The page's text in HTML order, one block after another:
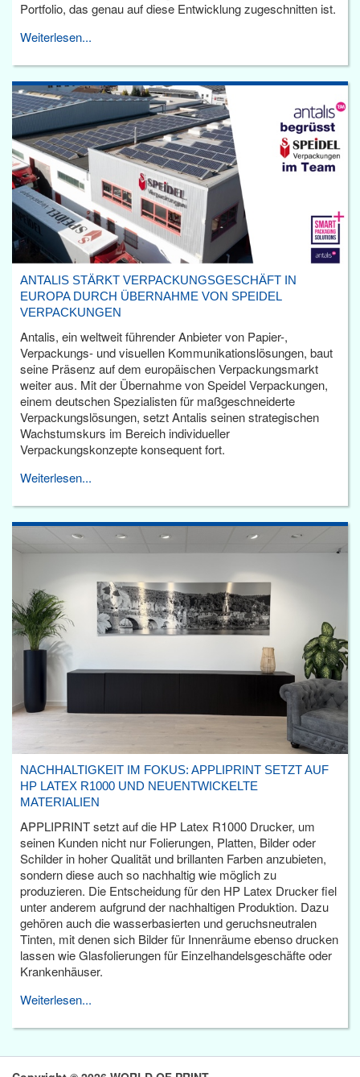
Portfolio, das genau auf diese Entwicklung zugeschnitten ist.
Weiterlesen...
ANTALIS STÄRKT VERPACKUNGSGESCHÄFT IN
EUROPA DURCH ÜBERNAHME VON SPEIDEL
VERPACKUNGEN
Antalis, ein weltweit führender Anbieter von Papier-,
Verpackungs- und visuellen Kommunikationslösungen, baut
seine Präsenz auf dem europäischen Verpackungsmarkt
weiter aus. Mit der Übernahme von Speidel Verpackungen,
einem deutschen Spezialisten für maßgeschneiderte
Verpackungslösungen, setzt Antalis seinen strategischen
Wachstumskurs im Bereich individueller
Verpackungskonzepte konsequent fort.
Weiterlesen...
NACHHALTIGKEIT IM FOKUS: APPLIPRINT SETZT AUF
HP LATEX R1000 UND NEUENTWICKELTE
MATERIALIEN
APPLIPRINT setzt auf die HP Latex R1000 Drucker, um
seinen Kunden nicht nur Folierungen, Platten, Bilder oder
Schilder in hoher Qualität und brillanten Farben anzubieten,
sondern diese auch so nachhaltig wie möglich zu
produzieren. Die Entscheidung für den HP Latex Drucker fiel
unter anderem aufgrund der nachhaltigen Produktion. Dazu
gehören auch die wasserbasierten und geruchsneutralen
Tinten, mit denen sich Bilder für Innenräume ebenso drucken
lassen wie Glasfolierungen für Einzelhandelsgeschäfte oder
Krankenhäuser.
Weiterlesen...